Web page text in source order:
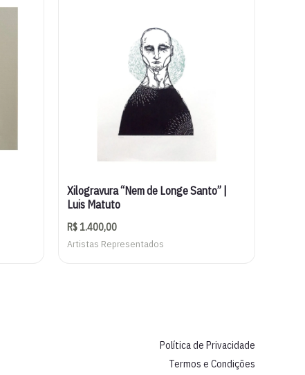
Xilogravura “Nem de Longe Santo” |
Luis Matuto
R$1.400,00
Artistas Representados
Política de Privacidade
Termos e Condições